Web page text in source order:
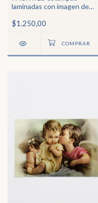
laminadas con imagen de
$1.250,00